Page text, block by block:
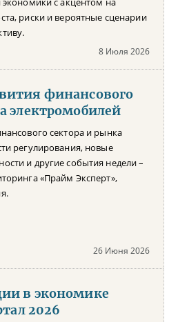
риски и вероятные сценарии
8 Июля 2026
финансового
электромобилей
сектора и рынка
регулирования, новые
и другие события недели –
«Прайм Эксперт»,
26 Июня 2026
в экономике
2026